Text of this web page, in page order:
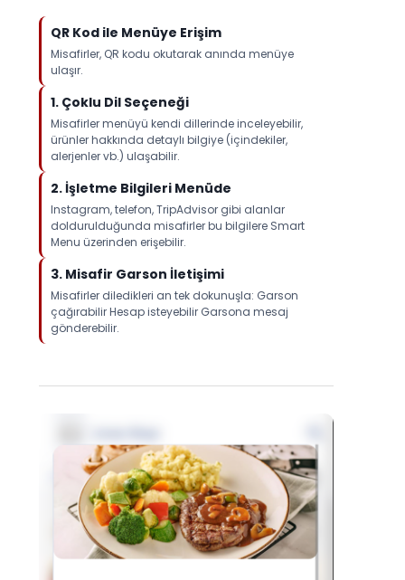
QR Kod ile Menüye Erişim
Misafirler, QR kodu okutarak anında menüye
ulaşır.
1.⁠ ⁠Çoklu Dil Seçeneği
Misafirler menüyü kendi dillerinde inceleyebilir,
ürünler hakkında detaylı bilgiye (içindekiler,
alerjenler vb.) ulaşabilir.
2.⁠ ⁠İşletme Bilgileri Menüde
Instagram, telefon, TripAdvisor gibi alanlar
doldurulduğunda misafirler bu bilgilere Smart
Menu üzerinden erişebilir.
3.⁠ ⁠Misafir Garson İletişimi
Misafirler diledikleri an tek dokunuşla: Garson
çağırabilir Hesap isteyebilir Garsona mesaj
gönderebilir.